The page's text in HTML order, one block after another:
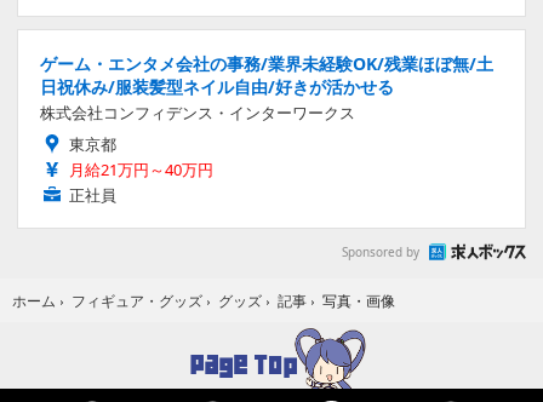
ゲーム・エンタメ会社の事務/業界未経験OK/残業ほぼ無/土
日祝休み/服装髪型ネイル自由/好きが活かせる
株式会社コンフィデンス・インターワークス
東京都
月給21万円～40万円
正社員
Sponsored by
ホーム › フィギュア・グッズ › グッズ › 記事 › 写真・画像